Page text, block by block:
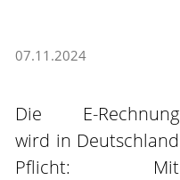
07.11.2024
Die E-Rechnung
wird in Deutschland
Pflicht: Mit